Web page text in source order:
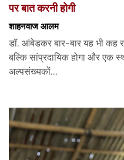
पर बात करनी होगी
शाहनवाज आलम
डॉ. आंबेडकर बार-बार यह भी कह
बल्कि सांप्रदायिक होगा और एक
अल्पसंख्यकों...